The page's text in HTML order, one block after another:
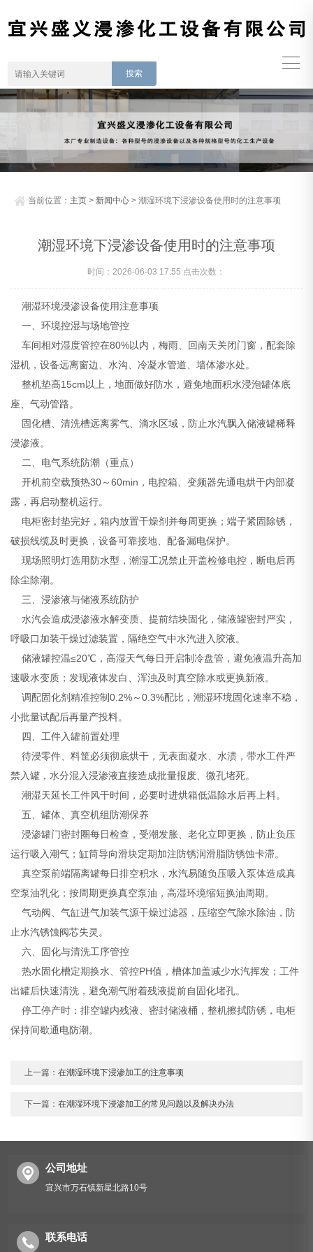
当前位置： 主页 > 新闻中心 > 潮湿环境下浸渗设备使用时的注意事项
潮湿环境下浸渗设备使用时的注意事项
时间：2026-06-03 17:55 点击次数：
潮湿环境浸渗设备使用注意事项
一、环境控湿与场地管控
车间相对湿度管控在80%以内，梅雨、回南天关闭门窗，配套除
湿机，设备远离窗边、水沟、冷凝水管道、墙体渗水处。
整机垫高15cm以上，地面做好防水，避免地面积水浸泡罐体底
座、气动管路。
固化槽、清洗槽远离雾气、滴水区域，防止水汽飘入储液罐稀释
浸渗液。
二、电气系统防潮（重点）
开机前空载预热30～60min，电控箱、变频器先通电烘干内部凝
露，再启动整机运行。
电柜密封垫完好，箱内放置干燥剂并每周更换；端子紧固除锈，
破损线缆及时更换，设备可靠接地、配备漏电保护。
现场照明灯选用防水型，潮湿工况禁止开盖检修电控，断电后再
除尘除潮。
三、浸渗液与储液系统防护
水汽会造成浸渗液水解变质、提前结块固化，储液罐密封严实，
呼吸口加装干燥过滤装置，隔绝空气中水汽进入胶液。
储液罐控温≤20℃，高湿天气每日开启制冷盘管，避免液温升高加
速吸水变质；发现液体发白、浑浊及时真空除水或更换新液。
调配固化剂精准控制0.2%～0.3%配比，潮湿环境固化速率不稳，
小批量试配后再量产投料。
四、工件入罐前置处理
待浸零件、料筐必须彻底烘干，无表面凝水、水渍，带水工件严
禁入罐，水分混入浸渗液直接造成批量报废、微孔堵死。
潮湿天延长工件风干时间，必要时进烘箱低温除水后再上料。
五、罐体、真空机组防潮保养
浸渗罐门密封圈每日检查，受潮发胀、老化立即更换，防止负压
运行吸入潮气；缸筒导向滑块定期加注防锈润滑脂防锈蚀卡滞。
真空泵前端隔离罐每日排空积水，水汽易随负压吸入泵体造成真
空泵油乳化；按周期更换真空泵油，高湿环境缩短换油周期。
气动阀、气缸进气加装气源干燥过滤器，压缩空气除水除油，防
止水汽锈蚀阀芯失灵。
六、固化与清洗工序管控
热水固化槽定期换水、管控PH值，槽体加盖减少水汽挥发；工件
出罐后快速清洗，避免潮气附着残液提前自固化堵孔。
停工停产时：排空罐内残液、密封储液桶，整机擦拭防锈，电柜
保持间歇通电防潮。
上一篇：在潮湿环境下浸渗加工的注意事项
下一篇：在潮湿环境下浸渗加工的常见问题以及解决办法
公司地址
宜兴市万石镇新星北路10号
联系电话